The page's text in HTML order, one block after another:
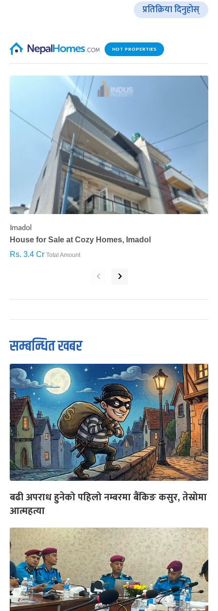
प्रतिक्रिया दिनुहोस्
HOT PROPERTIES
Imadol
House for Sale at Cozy Homes, Imadol
Rs. 3.4 Cr Total Amount
‹ ›
सम्बन्धित खबर
बढी अपराध हुनेको पहिलो नम्बरमा बैंकिङ कसुर, तेस्रोमा
आत्महत्या